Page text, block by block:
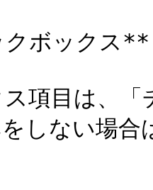
ボックス**
項目は、
しない場